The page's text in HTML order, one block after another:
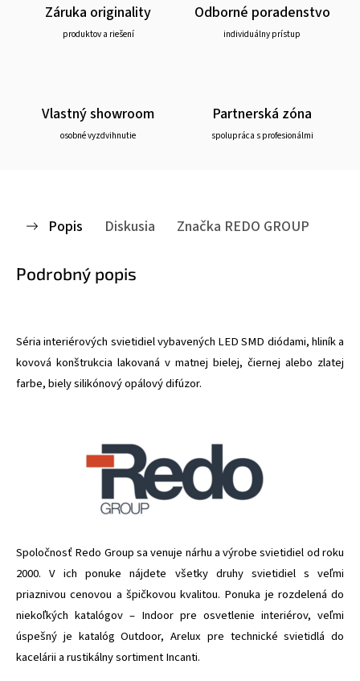
Záruka originality
produktov a riešení
Odborné poradenstvo
individuálny prístup
Vlastný showroom
osobné vyzdvihnutie
Partnerská zóna
spolupráca s profesionálmi
Popis Diskusia Značka REDO GROUP
Podrobný popis
Séria interiérových svietidiel vybavených LED SMD diódami, hliník a
kovová konštrukcia lakovaná v matnej bielej, čiernej alebo zlatej
farbe, biely silikónový opálový difúzor.
Spoločnosť Redo Group sa venuje nárhu a výrobe svietidiel od roku
2000. V ich ponuke nájdete všetky druhy svietidiel s veľmi
priaznivou cenovou a špičkovou kvalitou. Ponuka je rozdelená do
niekoľkých katalógov – Indoor pre osvetlenie interiérov, veľmi
úspešný je katalóg Outdoor, Arelux pre technické svietidlá do
kacelárii a rustikálny sortiment Incanti.